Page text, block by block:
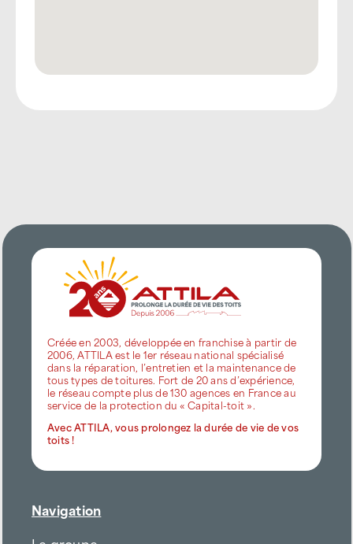
Créée en 2003, développée en franchise à partir de
2006, ATTILA est le 1er réseau national spécialisé
dans la réparation, l’entretien et la maintenance de
tous types de toitures. Fort de 20 ans d’expérience,
le réseau compte plus de 130 agences en France au
service de la protection du « Capital-toit ».
Avec ATTILA, vous prolongez la durée de vie de vos
toits !
Navigation